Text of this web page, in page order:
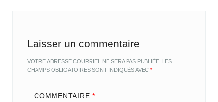
Laisser un commentaire
VOTRE ADRESSE COURRIEL NE SERA PAS PUBLIÉE. LES
CHAMPS OBLIGATOIRES SONT INDIQUÉS AVEC*
COMMENTAIRE *